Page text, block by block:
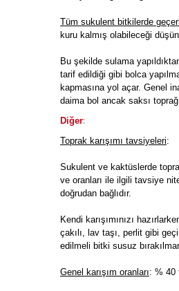
Tüm sukulent bitkilerde
kuru kalmış olabileceği
Bu şekilde sulama
tarif edildiği gibi bolca
kapmasına yol açar. Genel
daima bol ancak saksı
Diğer:
Toprak karışımı tavsiyeleri:
Sukulent ve kaktüslerde
ve oranları ile ilgili tavsiye
doğrudan bağlıdır.
Kendi karışımınızı
çakılı, lav taşı, perlit gibi
edilmeli bitki susuz
Genel karışım oranları: % 40